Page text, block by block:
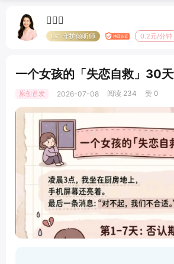

LV1.守护倾听师 0.2元/分钟
一个女孩的「失恋自救」30
原创首发 2026-07-08 阅读 234 赞 0